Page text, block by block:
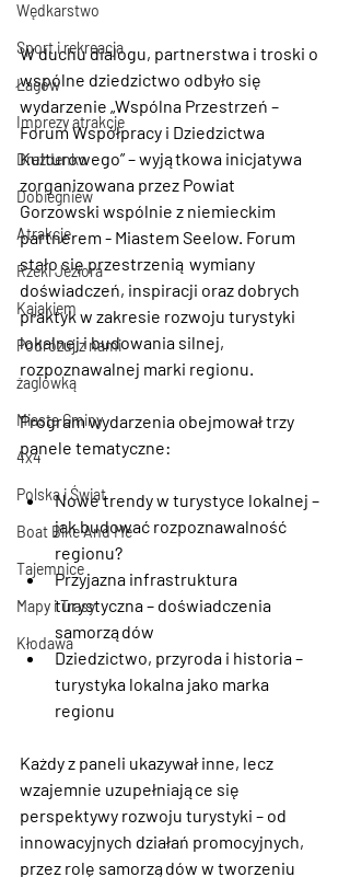
Wędkarstwo
Sport i rekreacja
Łagów
Imprezy atrakcje
Drezdenko
Dobiegniew
Atrakcje
Rzeki Jeziora
Kajakiem
Podróżuj z nami
żaglówką
Miasta Gminy
4x4
Polska i Świat
Boat Bike And Me
Tajemnice
Mapy i Trasy
Kłodawa
W duchu dialogu, partnerstwa i troski o
wspólne dziedzictwo odbyło się
wydarzenie „Wspólna Przestrzeń –
Forum Współpracy i Dziedzictwa
Kulturowego” – wyjątkowa inicjatywa
zorganizowana przez Powiat
Gorzowski wspólnie z niemieckim
partnerem - Miastem Seelow. Forum
stało się przestrzenią wymiany
doświadczeń, inspiracji oraz dobrych
praktyk w zakresie rozwoju turystyki
lokalnej i budowania silnej,
rozpoznawalnej marki regionu.
Program wydarzenia obejmował trzy
panele tematyczne:
Nowe trendy w turystyce lokalnej –
jak budować rozpoznawalność
regionu?
Przyjazna infrastruktura
turystyczna – doświadczenia
samorządów
Dziedzictwo, przyroda i historia –
turystyka lokalna jako marka
regionu
Każdy z paneli ukazywał inne, lecz
wzajemnie uzupełniające się
perspektywy rozwoju turystyki – od
innowacyjnych działań promocyjnych,
przez rolę samorządów w tworzeniu